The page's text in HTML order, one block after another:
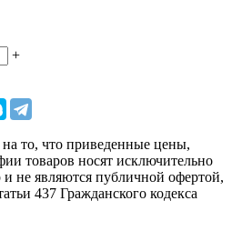
+
то, что приведенные цены,
товаров носят исключительно
и не являются публичной офертой,
437 Гражданского кодекса